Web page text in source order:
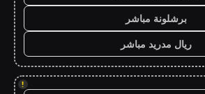
برشلونة مباشر
ريال مدريد مباشر
!